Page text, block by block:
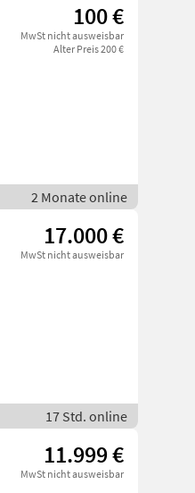
100 €
MwSt nicht ausweisbar
Alter Preis 200 €
2 Monate online
17.000 €
MwSt nicht ausweisbar
17 Std. online
11.999 €
MwSt nicht ausweisbar